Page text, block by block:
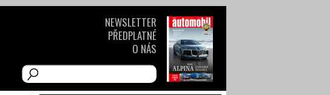
NEWSLETTER
PŘEDPLATNÉ
O NÁS